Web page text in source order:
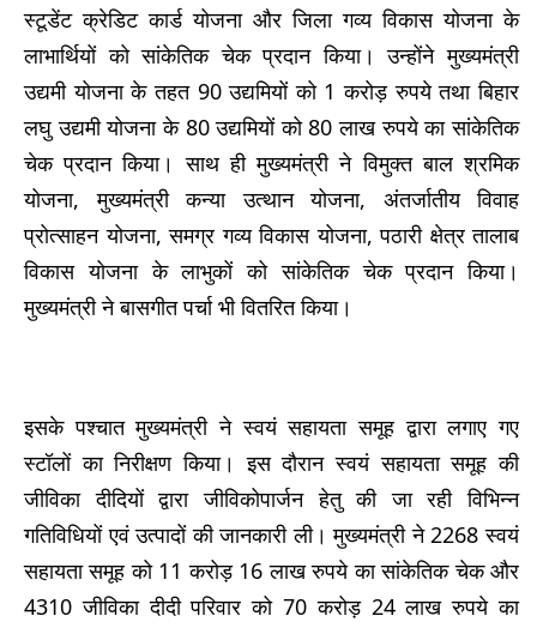
स्टूडेंट क्रेडिट कार्ड योजना और जिला गव्य विकास योजना के
लाभार्थियों को सांकेतिक चेक प्रदान किया। उन्होंने मुख्यमंत्री
उद्यमी योजना के तहत 90 उद्यमियों को 1 करोड़ रुपये तथा बिहार
लघु उद्यमी योजना के 80 उद्यमियों को 80 लाख रुपये का सांकेतिक
चेक प्रदान किया। साथ ही मुख्यमंत्री ने विमुक्त बाल श्रमिक
योजना, मुख्यमंत्री कन्या उत्थान योजना, अंतर्जातीय विवाह
प्रोत्साहन योजना, समग्र गव्य विकास योजना, पठारी क्षेत्र तालाब
विकास योजना के लाभुकों को सांकेतिक चेक प्रदान किया।
मुख्यमंत्री ने बासगीत पर्चा भी वितरित किया।
इसके पश्चात मुख्यमंत्री ने स्वयं सहायता समूह द्वारा लगाए गए
स्टॉलों का निरीक्षण किया। इस दौरान स्वयं सहायता समूह की
जीविका दीदियों द्वारा जीविकोपार्जन हेतु की जा रही विभिन्न
गतिविधियों एवं उत्पादों की जानकारी ली। मुख्यमंत्री ने 2268 स्वयं
सहायता समूह को 11 करोड़ 16 लाख रुपये का सांकेतिक चेक और
4310 जीविका दीदी परिवार को 70 करोड़ 24 लाख रुपये का